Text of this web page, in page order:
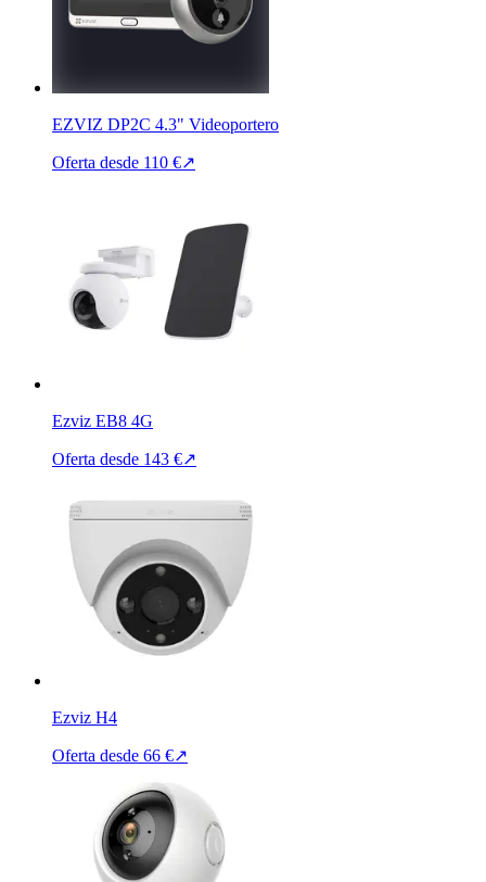
EZVIZ DP2C 4.3" Videoportero
Oferta desde 110 €↗
Ezviz EB8 4G
Oferta desde 143 €↗
Ezviz H4
Oferta desde 66 €↗